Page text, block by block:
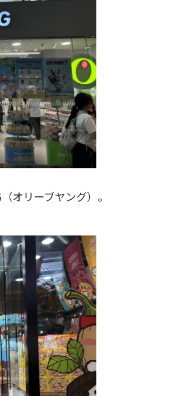
オリーブヤング）。